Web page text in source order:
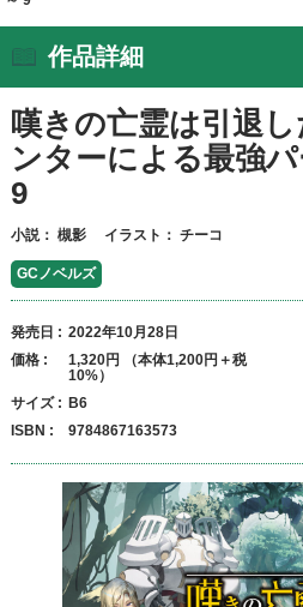
作品詳細
嘆きの亡霊は引退
ンターによる最強
9
小説： 槻影 イラスト： チーコ
GCノベルズ
発売日
2022年10月28日
価格
1,320円 （本体1,200円＋税
10%）
サイズ
B6
ISBN
9784867163573